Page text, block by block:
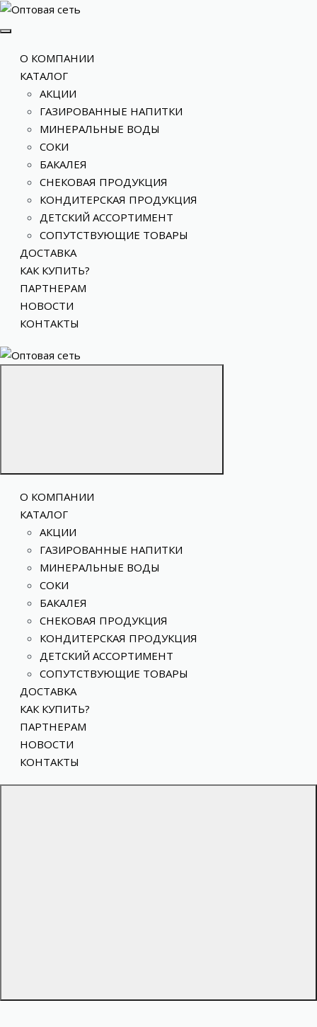
О КОМПАНИИ
КАТАЛОГ
АКЦИИ
ГАЗИРОВАННЫЕ НАПИТКИ
МИНЕРАЛЬНЫЕ ВОДЫ
СОКИ
БАКАЛЕЯ
СНЕКОВАЯ ПРОДУКЦИЯ
КОНДИТЕРСКАЯ ПРОДУКЦИЯ
ДЕТСКИЙ АССОРТИМЕНТ
СОПУТСТВУЮЩИЕ ТОВАРЫ
ДОСТАВКА
КАК КУПИТЬ?
ПАРТНЕРАМ
НОВОСТИ
КОНТАКТЫ
О КОМПАНИИ
КАТАЛОГ
АКЦИИ
ГАЗИРОВАННЫЕ НАПИТКИ
МИНЕРАЛЬНЫЕ ВОДЫ
СОКИ
БАКАЛЕЯ
СНЕКОВАЯ ПРОДУКЦИЯ
КОНДИТЕРСКАЯ ПРОДУКЦИЯ
ДЕТСКИЙ АССОРТИМЕНТ
СОПУТСТВУЮЩИЕ ТОВАРЫ
ДОСТАВКА
КАК КУПИТЬ?
ПАРТНЕРАМ
НОВОСТИ
КОНТАКТЫ